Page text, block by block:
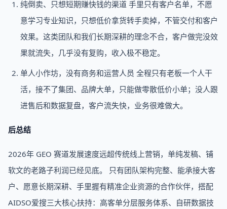
纯倒卖、只想短期赚快钱的渠道 手里只有客户名单，不愿
意学习专业知识，只想低价拿货转手卖掉，不管交付和客户
效果。这类团队和我们长期深耕的理念不合，客户做完没效
果就流失，几乎没有复购，收入极不稳定。
单人小作坊，没有商务和运营人员 全程只有老板一个人干
活，接不了集团、品牌大单，只能做零散低价小单；没人跟
进售后和数据复盘，客户流失快，业务很难做大。
后总结
2026年 GEO 赛道发展速度远超传统线上营销，单纯发稿、铺
软文的老路子利润已经见底。 只有团队架构完整、能承接大客
户、愿意长期深耕、手里握有精准企业资源的合作伙伴，搭配
AIDSO爱搜三大核心扶持：高客单分层服务体系、自研数据技